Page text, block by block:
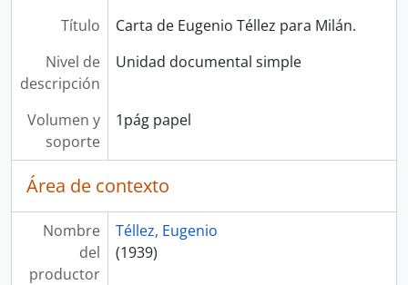
Título
Carta de Eugenio Téllez para Milán.
Nivel de
descripción
Unidad documental simple
Volumen y
soporte
1pág papel
Área de contexto
Nombre
del
productor
Téllez, Eugenio
(1939)